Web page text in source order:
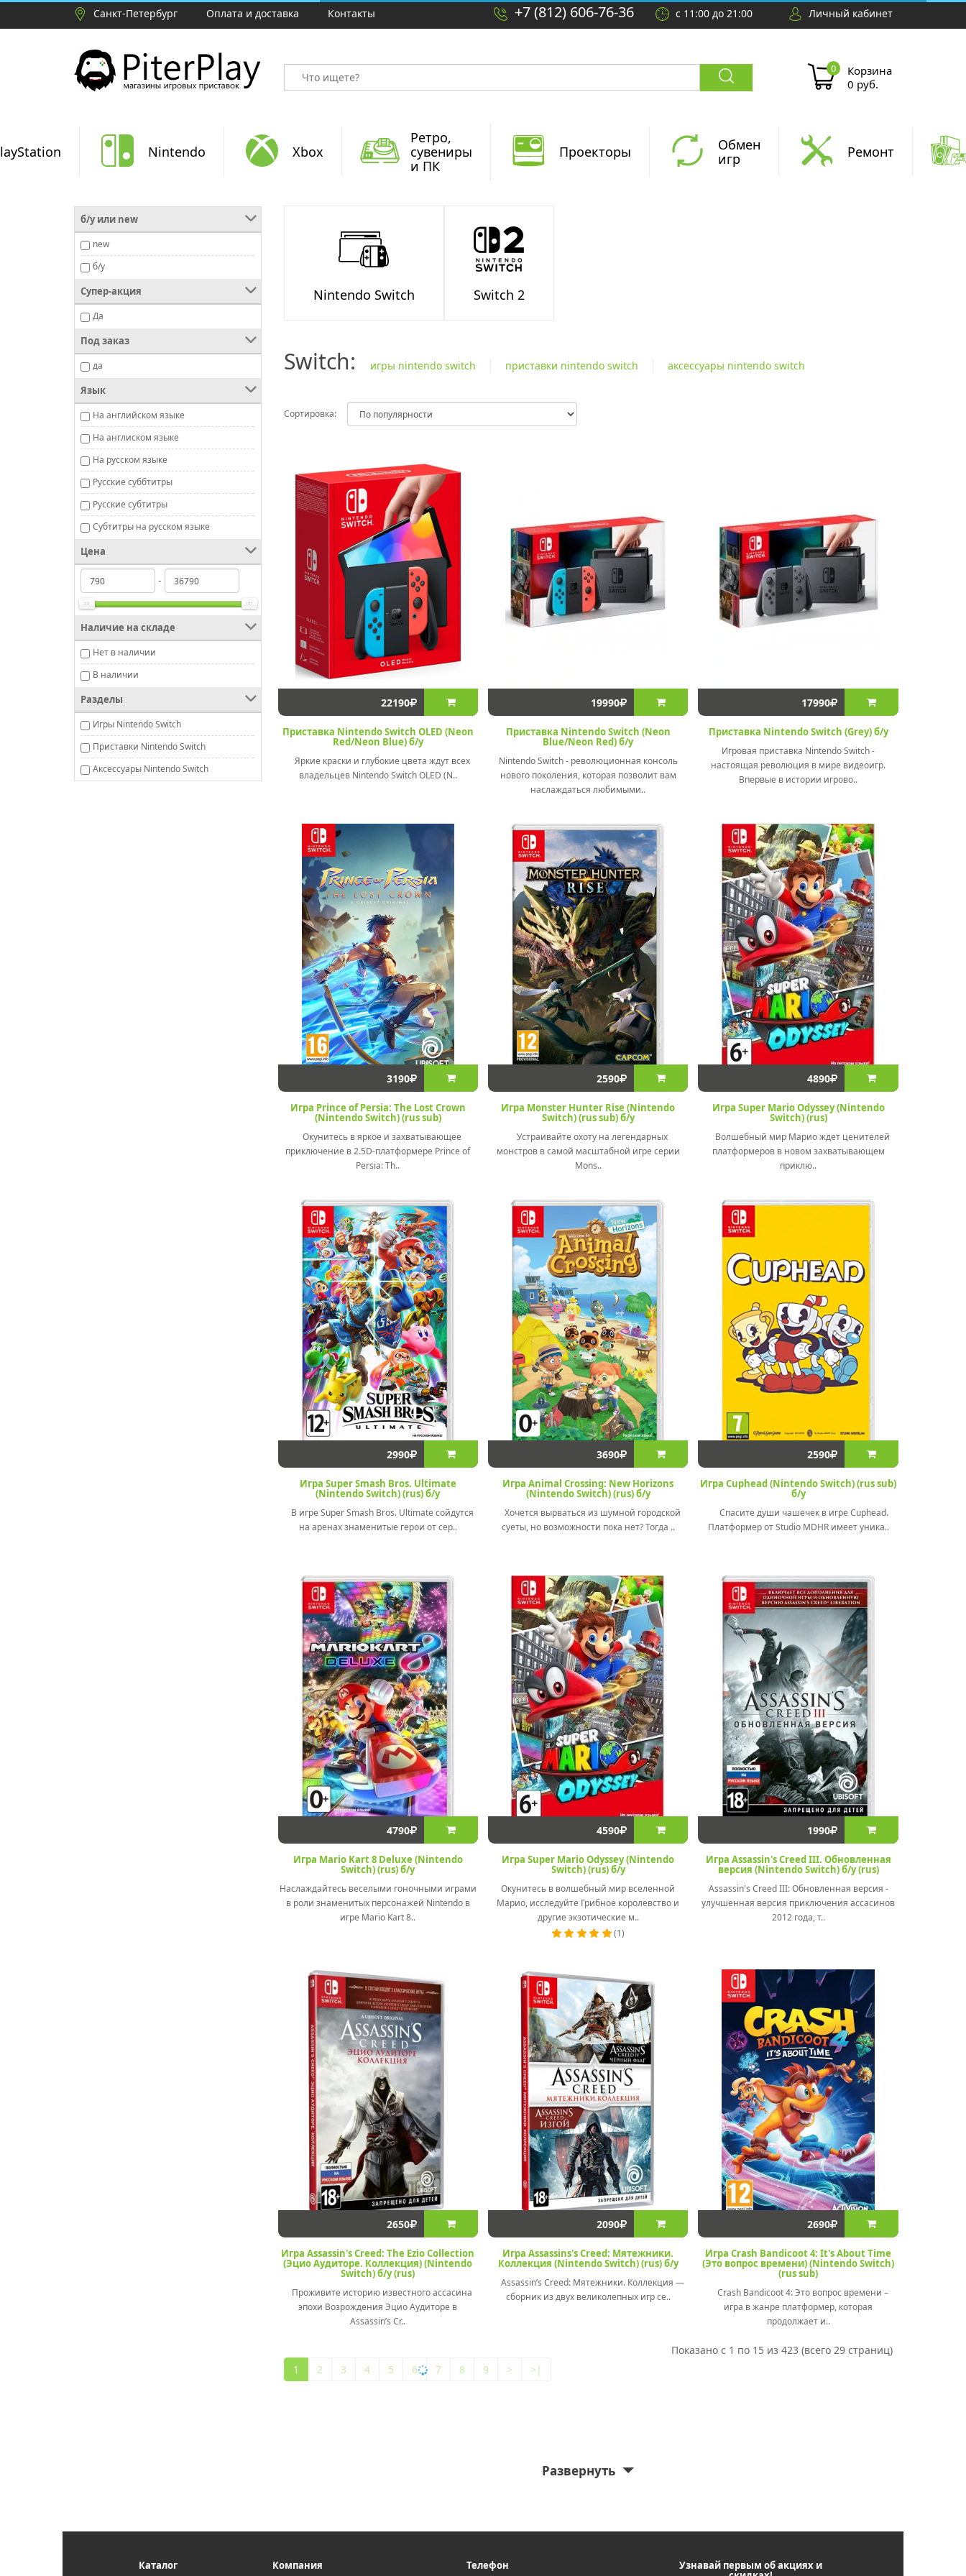
Санкт-Петербург Оплата и доставка Контакты +7 (812) 606-76-36 с 11:00 до 21:00 Личный кабинет
Корзина
0 руб.
Nintendo Xbox
Ретро,
сувениры
и ПК
Проекторы
Обмен
игр
Ремонт
б/у или new
new
б/у
Супер-акция
Да
Под заказ
да
Язык
На английском языке
На англиском языке
На русском языке
Русские суббтитры
Русские субтитры
Субтитры на русском языке
Цена
-
Наличие на складе
Нет в наличии
В наличии
Разделы
Игры Nintendo Switch
Приставки Nintendo Switch
Аксессуары Nintendo Switch
Nintendo Switch Switch 2
Switch: игры nintendo switch приставки nintendo switch аксессуары nintendo switch
Сортировка:
22190
Приставка Nintendo Switch OLED (Neon
Red/Neon Blue) б/у
Яркие краски и глубокие цвета ждут всех
владельцев Nintendo Switch OLED (N..
19990
Приставка Nintendo Switch (Neon
Blue/Neon Red) б/у
Nintendo Switch - революционная консоль
нового поколения, которая позволит вам
наслаждаться любимыми..
17990
Приставка Nintendo Switch (Grey) б/у
Игровая приставка Nintendo Switch -
настоящая революция в мире видеоигр.
Впервые в истории игрово..
3190
Игра Prince of Persia: The Lost Crown
(Nintendo Switch) (rus sub)
Окунитесь в яркое и захватывающее
приключение в 2.5D-платформере Prince of
Persia: Th..
2590
Игра Monster Hunter Rise (Nintendo
Switch) (rus sub) б/у
Устраивайте охоту на легендарных
монстров в самой масштабной игре серии
Mons..
4890
Игра Super Mario Odyssey (Nintendo
Switch) (rus)
Волшебный мир Марио ждет ценителей
платформеров в новом захватывающем
приклю..
2990
Игра Super Smash Bros. Ultimate
(Nintendo Switch) (rus) б/у
В игре Super Smash Bros. Ultimate сойдутся
на аренах знаменитые герои от сер..
3690
Игра Animal Crossing: New Horizons
(Nintendo Switch) (rus) б/у
Хочется вырваться из шумной городской
суеты, но возможности пока нет? Тогда ..
2590
Игра Cuphead (Nintendo Switch) (rus sub)
б/у
Спасите души чашечек в игре Cuphead.
Платформер от Studio MDHR имеет уника..
4790
Игра Mario Kart 8 Deluxe (Nintendo
Switch) (rus) б/у
Наслаждайтесь веселыми гоночными играми
в роли знаменитых персонажей Nintendo в
игре Mario Kart 8..
4590
Игра Super Mario Odyssey (Nintendo
Switch) (rus) б/у
Окунитесь в волшебный мир вселенной
Марио, исследуйте Грибное королевство и
другие экзотические м..
(1)
1990
Игра Assassin's Creed III. Обновленная
версия (Nintendo Switch) б/у (rus)
Assassin's Creed III: Обновленная версия -
улучшенная версия приключения ассасинов
2012 года, т..
2650
Игра Assassin's Creed: The Ezio Collection
(Эцио Аудиторе. Коллекция) (Nintendo
Switch) б/у (rus)
Проживите историю известного ассасина
эпохи Возрождения Эцио Аудиторе в
Assassin’s Cr..
2090
Игра Assassins's Creed: Мятежники.
Коллекция (Nintendo Switch) (rus) б/у
Assassin’s Creed: Мятежники. Коллекция —
сборник из двух великолепных игр се..
2690
Игра Crash Bandicoot 4: It's About Time
(Это вопрос времени) (Nintendo Switch)
(rus sub)
Crash Bandicoot 4: Это вопрос времени –
игра в жанре платформер, которая
продолжает и..
1 2 3 4 5 6 7 8 9 > >|
Показано с 1 по 15 из 423 (всего 29 страниц)
Развернуть
Каталог Компания Телефон Узнавай первым об акциях и